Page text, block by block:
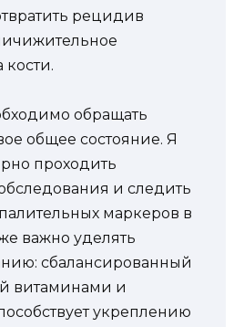
рецидив
кости.
обращать
общее состояние. Я
проходить
и следить
маркеров в
важно уделять
сбалансированный
витаминами и
укреплению